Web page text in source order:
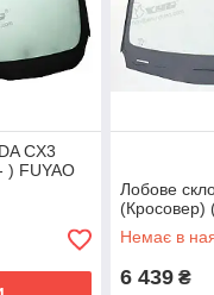
CX3
) FUYAO
Лобове
(Кросовер)
Немає в
6 439 ₴